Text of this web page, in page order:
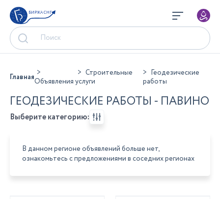
БИРЖА СНГ
ГлавнаяОбъявления
Строительные
услуги
Геодезические
работы
ГЕОДЕЗИЧЕСКИЕ РАБОТЫ - ПАВИНО
Выберите категорию:
В данном регионе объявлений больше нет,
ознакомьтесь с предложениями в соседних регионах